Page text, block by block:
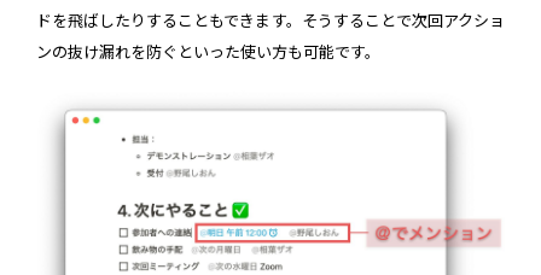
ドを飛ばしたりすることもできます。そうすることで次回アクショ
ンの抜け漏れを防ぐといった使い方も可能です。